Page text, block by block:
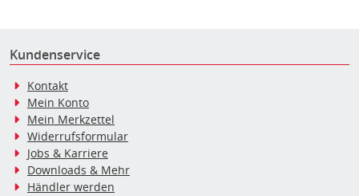
Kundenservice
Kontakt
Mein Konto
Mein Merkzettel
Widerrufsformular
Jobs & Karriere
Downloads & Mehr
Händler werden